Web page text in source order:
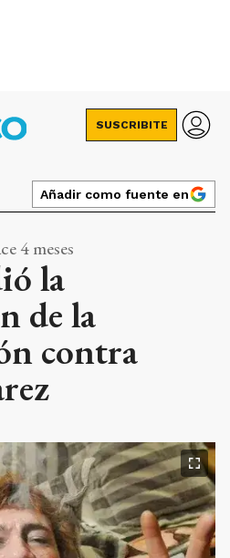
SUSCRIBITE
Añadir como fuente en
4 meses
la
de la
contra